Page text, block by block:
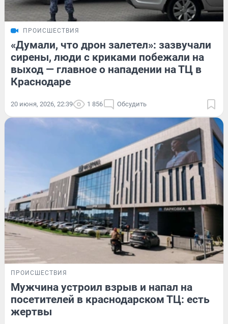
ПРОИСШЕСТВИЯ
«Думали, что дрон залетел»: зазвучали
сирены, люди с криками побежали на
выход — главное о нападении на ТЦ в
Краснодаре
20 июня, 2026, 22:39 1 856 Обсудить
ПРОИСШЕСТВИЯ
Мужчина устроил взрыв и напал на
посетителей в краснодарском ТЦ: есть
жертвы